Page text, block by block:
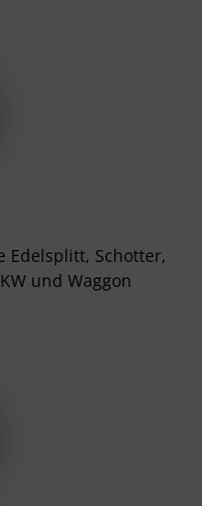
Edelsplitt, Schotter,
und Waggon